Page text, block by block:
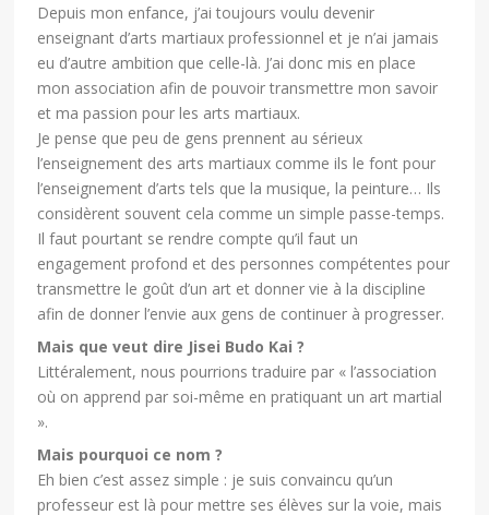
Depuis mon enfance, j’ai toujours voulu devenir
enseignant d’arts martiaux professionnel et je n’ai jamais
eu d’autre ambition que celle-là. J’ai donc mis en place
mon association afin de pouvoir transmettre mon savoir
et ma passion pour les arts martiaux.
Je pense que peu de gens prennent au sérieux
l’enseignement des arts martiaux comme ils le font pour
l’enseignement d’arts tels que la musique, la peinture… Ils
considèrent souvent cela comme un simple passe-temps.
Il faut pourtant se rendre compte qu’il faut un
engagement profond et des personnes compétentes pour
transmettre le goût d’un art et donner vie à la discipline
afin de donner l’envie aux gens de continuer à progresser.
Mais que veut dire Jisei Budo Kai ?
Littéralement, nous pourrions traduire par « l’association
où on apprend par soi-même en pratiquant un art martial
».
Mais pourquoi ce nom ?
Eh bien c’est assez simple : je suis convaincu qu’un
professeur est là pour mettre ses élèves sur la voie, mais